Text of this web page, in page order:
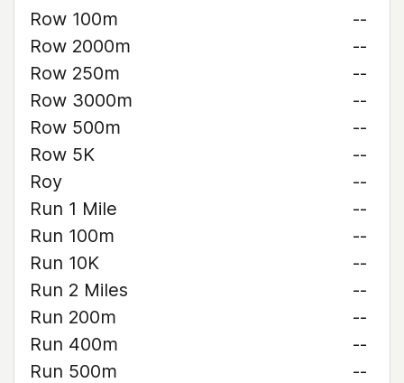
Row 100m
--
Row 2000m
--
Row 250m
--
Row 3000m
--
Row 500m
--
Row 5K
--
Roy
--
Run 1 Mile
--
Run 100m
--
Run 10K
--
Run 2 Miles
--
Run 200m
--
Run 400m
--
Run 500m
--